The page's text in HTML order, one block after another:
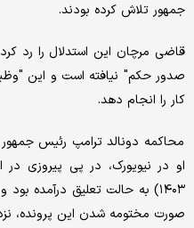
جمهور تلاش کرده بودند.
قاضی مرچان این استدلال را رد
صدور حکم" نیافته است و این
کار را انجام دهد.
محاکمه دونالد ترامپ رئیس
۱۴۰۳) به حالت تعلیق درآمده
صورت مختومه شدن این پرونده،